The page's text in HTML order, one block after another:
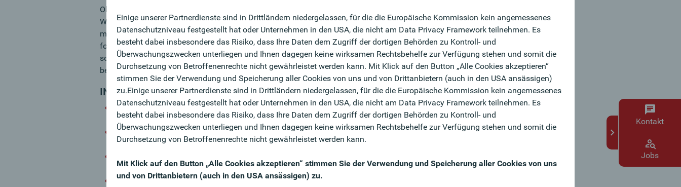
Oberbank. Gegründet 1869 in Österreich. Seit über 30 Jahren in Deutschland auf
Wachstumskurs und auch in Potsdam möchten wir mit Ihnen weiter wachsen! Sie
möchten künftig gehobene Firmenkund:innen in einer traditionsreichen und doch
fortschrittlichen Bank in einer Stadt, in der zukunftsorientierte Wissenschaft und Kultur,
sowie eine unübertroffene Lebensqualität vor den Toren Berlins zusammen treffen,
betreuen? Dann lernen Sie unser dynamisches Team in POTSDAM kennen!
IN DETAIL
Sie sind Relationship-Manager:in für unsere Firmenkund:innen im Zielsegment KMU
und Corporates
Sie sind zuständig für alle Finanzierungsfragen sowie das Passiv- und
Dienstleistungsgeschäft
Akquisitionsstrategien
Durch Erkennen von Cross-Selling-Potentialen forcieren Sie den Verkauf
Kontakt
Jobs
Einige unserer Partnerdienste sind in Drittländern niedergelassen, für die die Europäische Kommission kein angemessenes
Datenschutzniveau festgestellt hat oder Unternehmen in den USA, die nicht am Data Privacy Framework teilnehmen. Es
besteht dabei insbesondere das Risiko, dass Ihre Daten dem Zugriff der dortigen Behörden zu Kontroll- und
Überwachungszwecken unterliegen und Ihnen dagegen keine wirksamen Rechtsbehelfe zur Verfügung stehen und somit die
Durchsetzung von Betroffenenrechte nicht gewährleistet werden kann. Mit Klick auf den Button „Alle Cookies akzeptieren“
stimmen Sie der Verwendung und Speicherung aller Cookies von uns und von Drittanbietern (auch in den USA ansässigen)
zu.Einige unserer Partnerdienste sind in Drittländern niedergelassen, für die die Europäische Kommission kein angemessenes
Datenschutzniveau festgestellt hat oder Unternehmen in den USA, die nicht am Data Privacy Framework teilnehmen. Es
besteht dabei insbesondere das Risiko, dass Ihre Daten dem Zugriff der dortigen Behörden zu Kontroll- und
Überwachungszwecken unterliegen und Ihnen dagegen keine wirksamen Rechtsbehelfe zur Verfügung stehen und somit die
Durchsetzung von Betroffenenrechte nicht gewährleistet werden kann.
Mit Klick auf den Button „Alle Cookies akzeptieren“ stimmen Sie der Verwendung und Speicherung aller Cookies von uns
und von Drittanbietern (auch in den USA ansässigen) zu.